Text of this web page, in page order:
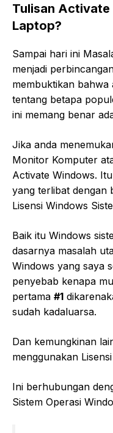
Tulisan
Laptop?
Sampai hari ini
menjadi
membuktikan bahwa
tentang betapa
ini memang benar
Jika anda
Monitor Komputer
Activate Windows.
yang terlibat dengan
Lisensi Windows
Baik itu Windows
dasarnya masalah
Windows yang saya
penyebab kenapa
pertama #1
sudah kadaluarsa.
Dan kemungkinan
menggunakan
Ini berhubungan
Sistem Operasi